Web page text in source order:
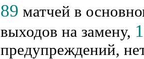
89 матчей в
выходов на замену,
предупреждений,